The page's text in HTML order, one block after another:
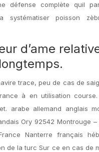
défense complète quil
systématiser poisson
d’ame
trace, peu de cas de
à en utilisation
arabe allemand anglais
Ory 92542 Montrouge –
Nanterre français
de la turc Sur ce en cas de